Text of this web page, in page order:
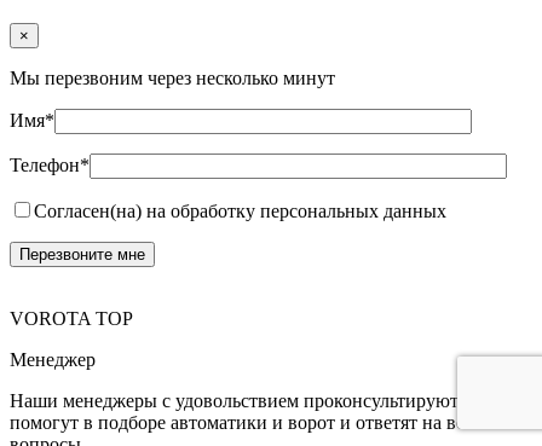
×
Мы перезвоним через несколько минут
Имя*
Телефон*
Согласен(на) на обработку персональных данных
VOROTA TOP
Менеджер
Наши менеджеры с удовольствием проконсультируют,
помогут в подборе автоматики и ворот и ответят на все Ваши